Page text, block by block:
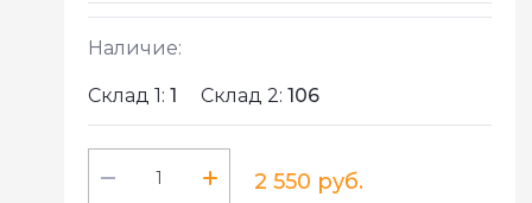
Наличие:
Склад 1: 1 Склад 2: 106
2 550 руб.